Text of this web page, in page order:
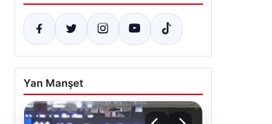
Yan Manşet